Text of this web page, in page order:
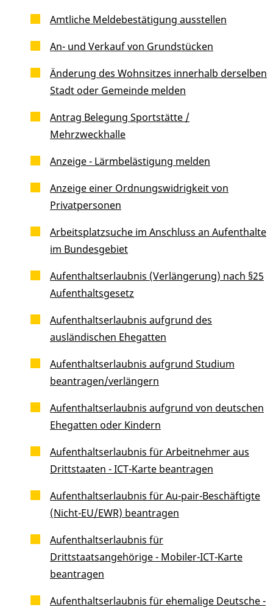
Amtliche Meldebestätigung ausstellen
An- und Verkauf von Grundstücken
Änderung des Wohnsitzes innerhalb derselben
Stadt oder Gemeinde melden
Antrag Belegung Sportstätte /
Mehrzweckhalle
Anzeige - Lärmbelästigung melden
Anzeige einer Ordnungswidrigkeit von
Privatpersonen
Arbeitsplatzsuche im Anschluss an Aufenthalte
im Bundesgebiet
Aufenthaltserlaubnis (Verlängerung) nach §25
Aufenthaltsgesetz
Aufenthaltserlaubnis aufgrund des
ausländischen Ehegatten
Aufenthaltserlaubnis aufgrund Studium
beantragen/verlängern
Aufenthaltserlaubnis aufgrund von deutschen
Ehegatten oder Kindern
Aufenthaltserlaubnis für Arbeitnehmer aus
Drittstaaten - ICT-Karte beantragen
Aufenthaltserlaubnis für Au-pair-Beschäftigte
(Nicht-EU/EWR) beantragen
Aufenthaltserlaubnis für
Drittstaatsangehörige - Mobiler-ICT-Karte
beantragen
Aufenthaltserlaubnis für ehemalige Deutsche -